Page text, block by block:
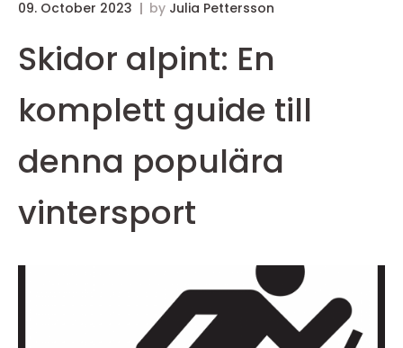
09. October 2023 by Julia Pettersson
Skidor alpint: En
komplett guide till
denna populära
vintersport